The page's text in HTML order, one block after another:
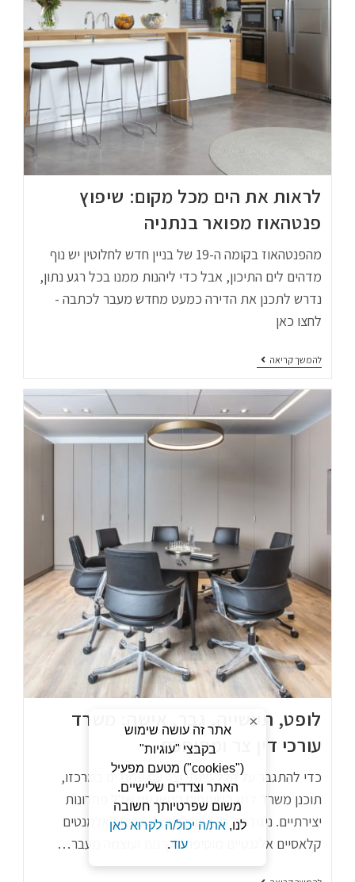
לראות את הים מכל מקום: שיפוץ
פנטהאוז מפואר בנתניה
מהפנטהאוז בקומה ה-19 של בניין חדש לחלוטין יש נוף
מדהים לים התיכון, אבל כדי ליהנות ממנו בכל רגע נתון,
נדרש לתכנן את הדירה כמעט מחדש מעבר לכתבה -
לחצו כאן
להמשך קריאה
לופט, תעשייה, גבר, אישה: משרד
עורכי דין צר ומתוחכם
כדי להתגבר על חלל פינתי וצר עם עמודים במרכזו,
תוכנן משרד לזוג השותפים הנשוי עם שלל פתרונות
יצירתיים. ניגודיות בין חומרי גמר חשופים לאלמנטים
קלאסיים אלגנטיים מוסיפה סקרנות ועוצמה מעבר…
×
אתר זה עושה שימוש
בקבצי "עוגיות"
("cookies") מטעם מפעיל
האתר וצדדים שלישיים.
משום שפרטיותך חשובה
לנו,את/ה יכול/ה לקרוא כאן
עוד.